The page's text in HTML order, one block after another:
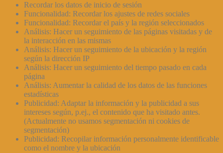
Recordar los datos de inicio de sesión
Funcionalidad: Recordar los ajustes de redes sociales
Funcionalidad: Recordar el país y la región seleccionados
Análisis: Hacer un seguimiento de las páginas visitadas y de
la interacción en las mismas
Análisis: Hacer un seguimiento de la ubicación y la región
según la dirección IP
Análisis: Hacer un seguimiento del tiempo pasado en cada
página
Análisis: Aumentar la calidad de los datos de las funciones
estadísticas
Publicidad: Adaptar la información y la publicidad a sus
intereses según, p.ej., el contenido que ha visitado antes.
(Actualmente no usamos segmentación ni cookies de
segmentación)
Publicidad: Recopilar información personalmente identificable
como el nombre y la ubicación